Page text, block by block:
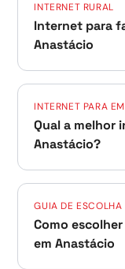
INTERNET RURAL
Internet para
Anastácio
INTERNET PARA
Qual a melhor
Anastácio?
GUIA DE ESCOLHA
Como
em Anastácio